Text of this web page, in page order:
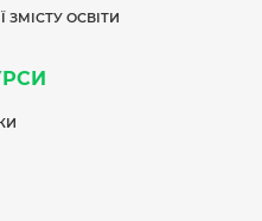
ЗМІСТУ ОСВІТИ